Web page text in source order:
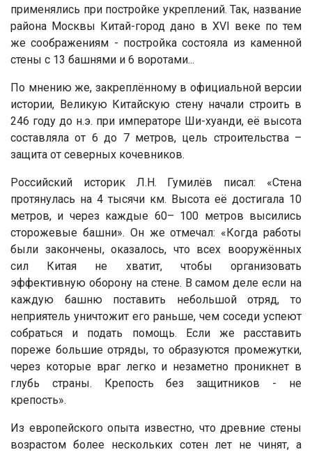
применялись при постройке укреплений. Так, название
района Москвы Китай-город дано в XVI веке по тем
же соображениям - постройка состояла из каменной
стены с 13 башнями и 6 воротами...
По мнению же, закреплённому в официальной версии
истории, Великую Китайскую стену начали строить в
246 году до н.э. при императоре Ши-хуанди, её высота
составляла от 6 до 7 метров, цель строительства –
защита от северных кочевников.
Российский историк Л.Н. Гумилёв писал: «Стена
протянулась на 4 тысячи км. Высота её достигала 10
метров, и через каждые 60– 100 метров высились
сторожевые башни». Он же отмечал: «Когда работы
были закончены, оказалось, что всех вооружённых
сил Китая не хватит, чтобы организовать
эффективную оборону на стене. В самом деле если на
каждую башню поставить небольшой отряд, то
неприятель уничтожит его раньше, чем соседи успеют
собраться и подать помощь. Если же расставить
пореже большие отряды, то образуются промежутки,
через которые враг легко и незаметно проникнет в
глубь страны. Крепость без защитников - не
крепость».
Из европейского опыта известно, что древние стены
возрастом более нескольких сотен лет не чинят, а